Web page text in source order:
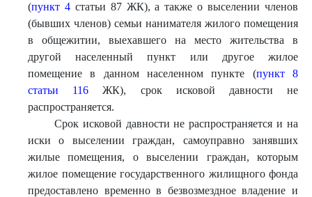
(пункт 4статьи 87 ЖК), а также о выселении членов
(бывших членов) семьи нанимателя жилого помещения
в общежитии, выехавшего на место жительства в
другой населенный пункт или другое жилое
помещение в данном населенном пункте (пункт 8
статьи 116 ЖК), срок исковой давности не
распространяется.
Срок исковой давности не распространяется и на
иски о выселении граждан, самоуправно занявших
жилые помещения, о выселении граждан, которым
жилое помещение государственного жилищного фонда
предоставлено временно в безвозмездное владение и